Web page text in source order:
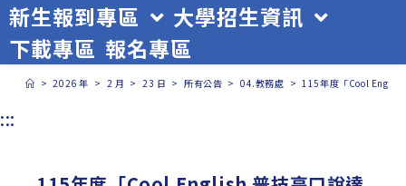
內
容
新生報到專區
大學招生資訊
下載專區 報名專區
> 2026 年 > 2 月 > 23 日 > 所有公告 > 04.教務處 > 115年度「Cool
:::